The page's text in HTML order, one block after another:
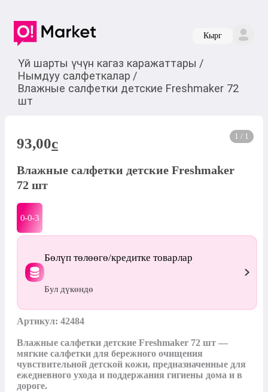
Кырг
Үй шарты үчүн кагаз каражаттары /
Нымдуу салфеткалар /
Влажные салфетки детские Freshmaker 72
шт
1 / 1
93,00c
Влажные салфетки детские Freshmaker
72 шт
0-0-3
Бөлүп төлөөгө/кредитке товарлар
Бул дүкөндө
Артикул: 42484
Влажные салфетки детские Freshmaker 72 шт —
мягкие салфетки для бережного очищения
чувствительной детской кожи, предназначенные для
ежедневного ухода и поддержания гигиены дома и в
дороге.